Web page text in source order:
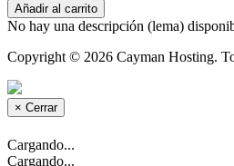
Añadir al carrito
No hay una descripción (lema)
Copyright © 2026 Cayman Hosting.
× Cerrar
Cargando...
Cargando...